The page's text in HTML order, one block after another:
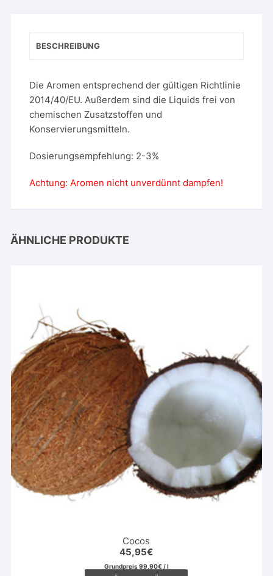
BESCHREIBUNG
Die Aromen entsprechend der gültigen Richtlinie
2014/40/EU. Außerdem sind die Liquids frei von
chemischen Zusatzstoffen und
Konservierungsmitteln.
Dosierungsempfehlung: 2-3%
Achtung: Aromen nicht unverdünnt dampfen!
ÄHNLICHE PRODUKTE
Cocos
45,95€
Grundpreis99,90€/l